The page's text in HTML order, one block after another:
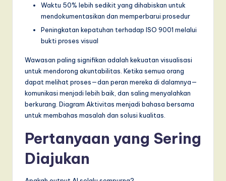
Waktu 50% lebih sedikit yang dihabiskan untuk
mendokumentasikan dan memperbarui prosedur
Peningkatan kepatuhan terhadap ISO 9001 melalui
bukti proses visual
Wawasan paling signifikan adalah kekuatan visualisasi
untuk mendorong akuntabilitas. Ketika semua orang
dapat melihat proses—dan peran mereka di dalamnya—
komunikasi menjadi lebih baik, dan saling menyalahkan
berkurang. Diagram Aktivitas menjadi bahasa bersama
untuk membahas masalah dan solusi kualitas.
Pertanyaan yang Sering
Diajukan